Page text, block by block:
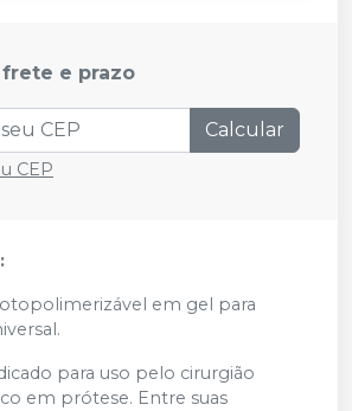
e prazo
Calcular
CEP
em gel para
para uso pelo cirurgião
em prótese. Entre suas